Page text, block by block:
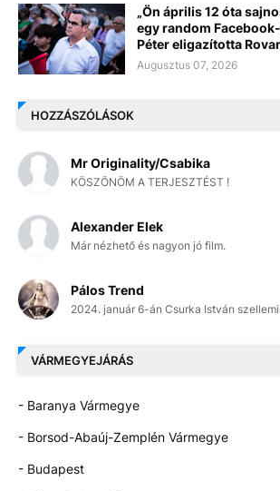
„Ön április 12 óta
egy random
Péter eligazította
Augusztus 07, 2026
HOZZÁSZÓLÁSOK
Mr Originality/Csabika
KÖSZÖNÖM A TERJESZTÉST !
Alexander Elek
Már nézhető és nagyon jó film.
Pálos Trend
2024. január 6-án Csurka István
VÁRMEGYEJÁRÁS
- Baranya Vármegye
- Borsod-Abaúj-Zemplén Vármegye
- Budapest